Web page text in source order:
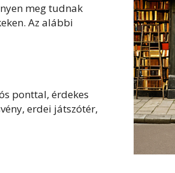
meg tudnak
Az alábbi
ponttal, érdekes
erdei játszótér,